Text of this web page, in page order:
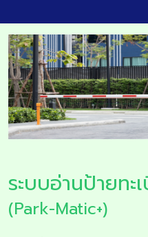
ระบบอ่านป้ายทะ
(Park-Matic+)